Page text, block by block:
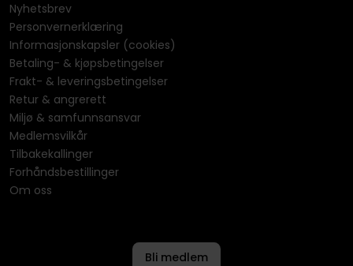
Nyhetsbrev
Personvernerklæring
Informasjonskapsler (cookies)
Betaling- & kjøpsbetingelser
Frakt- & leveringsbetingelser
Retur & angrerett
Miljø & samfunnsansvar
Medlemsvilkår
Tilbakekallinger
Forhåndsbestillinger
Om oss
Bli medlem